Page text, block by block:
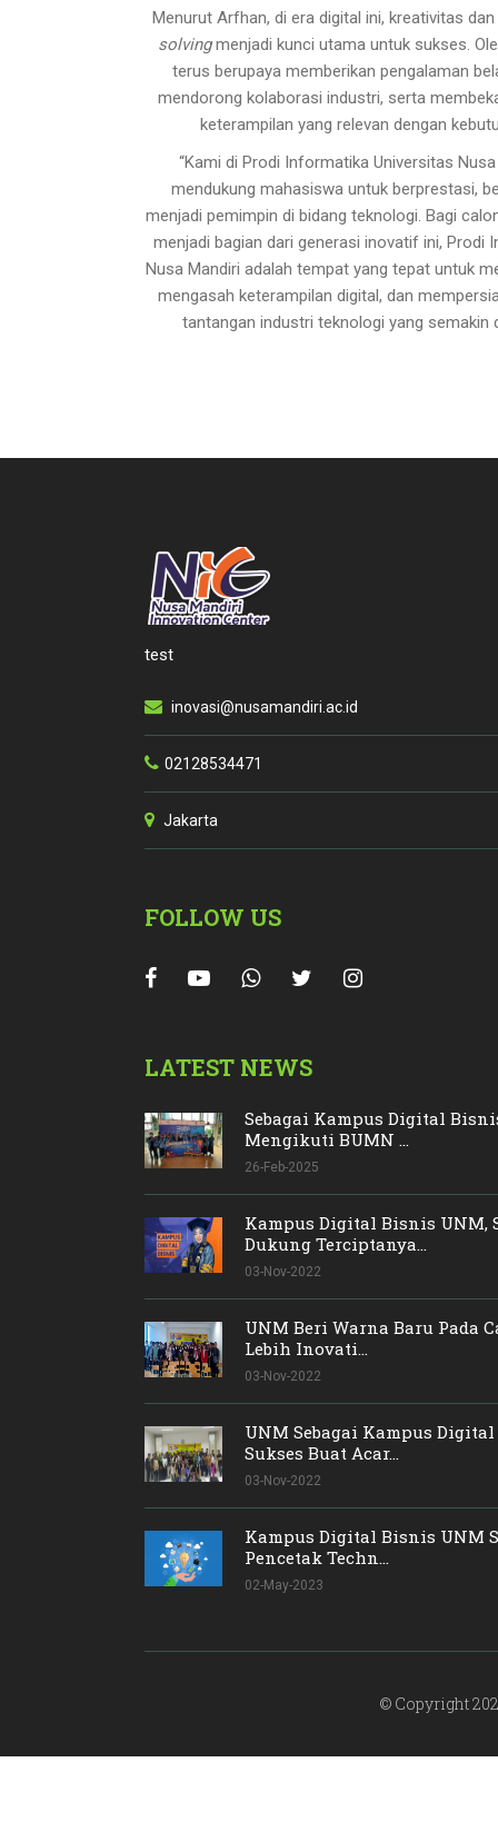
Menurut Arfhan, di era digital ini, kreativitas
solvingmenjadi kunci utama untuk sukses.
terus berupaya memberikan pengalaman
mendorong kolaborasi industri, serta
keterampilan yang relevan dengan
“Kami di Prodi Informatika Universitas
mendukung mahasiswa untuk berprestasi,
menjadi pemimpin di bidang teknologi. Bagi
menjadi bagian dari generasi inovatif ini, Prodi
Nusa Mandiri adalah tempat yang tepat untuk
mengasah keterampilan digital, dan
tantangan industri teknologi yang semakin
test
inovasi@nusamandiri.ac.id
02128534471
Jakarta
FOLLOW US
LATEST NEWS
Sebagai Kampus Digital
Mengikuti BUMN ...
26-Feb-2025
Kampus Digital Bisnis UNM,
Dukung Terciptanya...
03-Nov-2022
UNM Beri Warna Baru Pada
Lebih Inovati...
03-Nov-2022
UNM Sebagai Kampus
Sukses Buat Acar...
03-Nov-2022
Kampus Digital Bisnis UNM
Pencetak Techn...
02-May-2023
© Copyright